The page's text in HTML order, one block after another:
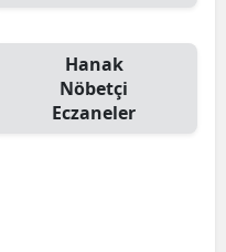
Hanak
Nöbetçi
Eczaneler